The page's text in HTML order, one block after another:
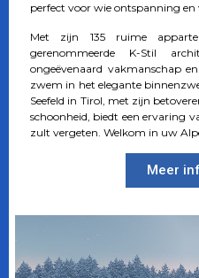
perfect voor wie ontspanning
Met zijn 135 ruime
gerenommeerde K-Stil
ongeëvenaard vakmanschap
zwem in het elegante
Seefeld in Tirol, met zijn
schoonheid, biedt een ervaring
zult vergeten. Welkom in uw
Meer